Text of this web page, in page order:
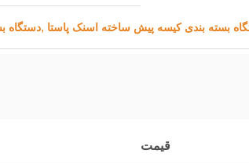
دستگاه, بسته بندی کیسه پیش ساخته اسنک پاستا
قیمت